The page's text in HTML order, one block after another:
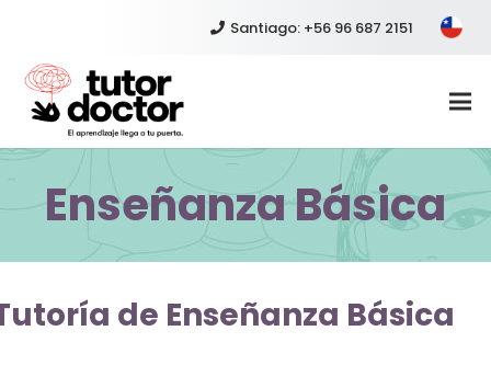
Santiago: +56 96 687 2151
Enseñanza Básica
de Enseñanza Básica